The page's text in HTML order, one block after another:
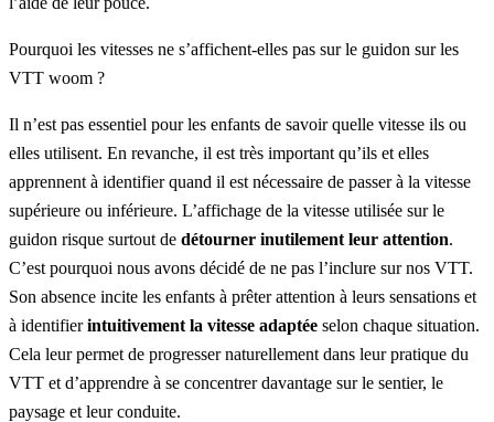
Pourquoi les vitesses ne s’affichent-elles pas sur le guidon sur les
VTT woom ?
Il n’est pas essentiel pour les enfants de savoir quelle vitesse ils ou
elles utilisent. En revanche, il est très important qu’ils et elles
apprennent à identifier quand il est nécessaire de passer à la vitesse
supérieure ou inférieure. L’affichage de la vitesse utilisée sur le
guidon risque surtout de détourner inutilement leur attention.
C’est pourquoi nous avons décidé de ne pas l’inclure sur nos VTT.
Son absence incite les enfants à prêter attention à leurs sensations et
à identifierintuitivement la vitesse adaptée selon chaque situation.
Cela leur permet de progresser naturellement dans leur pratique du
VTT et d’apprendre à se concentrer davantage sur le sentier, le
paysage et leur conduite.